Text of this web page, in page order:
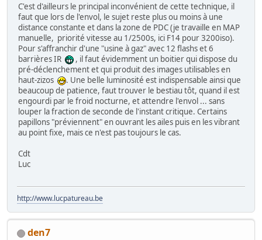
C'est d'ailleurs le principal inconvénient de cette technique, il
faut que lors de l'envol, le sujet reste plus ou moins à une
distance constante et dans la zone de PDC (je travaille en MAP
manuelle, priorité vitesse au 1/2500s, ici F14 pour 3200iso).
Pour s'affranchir d'une "usine à gaz" avec 12 flashs et 6
barrières IR
, il faut évidemment un boitier qui dispose du
pré-déclenchement et qui produit des images utilisables en
haut-zizos
. Une belle luminosité est indispensable ainsi que
beaucoup de patience, faut trouver le bestiau tôt, quand il est
engourdi par le froid nocturne, et attendre l'envol ... sans
louper la fraction de seconde de l'instant critique. Certains
papillons "préviennent" en ouvrant les ailes puis en les vibrant
au point fixe, mais ce n'est pas toujours le cas.
Cdt
Luc
http://www.lucpatureau.be
den7